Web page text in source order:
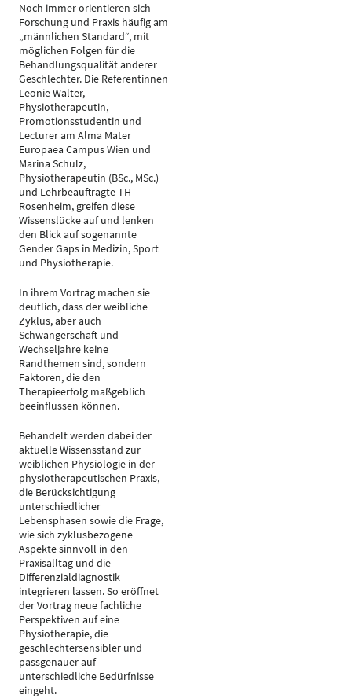
Noch immer orientieren sich
Forschung und Praxis häufig am
„männlichen Standard“, mit
möglichen Folgen für die
Behandlungsqualität anderer
Geschlechter. Die Referentinnen
Leonie Walter,
Physiotherapeutin,
Promotionsstudentin und
Lecturer am Alma Mater
Europaea Campus Wien und
Marina Schulz,
Physiotherapeutin (BSc., MSc.)
und Lehrbeauftragte TH
Rosenheim, greifen diese
Wissenslücke auf und lenken
den Blick auf sogenannte
Gender Gaps in Medizin, Sport
und Physiotherapie.
In ihrem Vortrag machen sie
deutlich, dass der weibliche
Zyklus, aber auch
Schwangerschaft und
Wechseljahre keine
Randthemen sind, sondern
Faktoren, die den
Therapieerfolg maßgeblich
beeinflussen können.
Behandelt werden dabei der
aktuelle Wissensstand zur
weiblichen Physiologie in der
physiotherapeutischen Praxis,
die Berücksichtigung
unterschiedlicher
Lebensphasen sowie die Frage,
wie sich zyklusbezogene
Aspekte sinnvoll in den
Praxisalltag und die
Differenzialdiagnostik
integrieren lassen. So eröffnet
der Vortrag neue fachliche
Perspektiven auf eine
Physiotherapie, die
geschlechtersensibler und
passgenauer auf
unterschiedliche Bedürfnisse
eingeht.